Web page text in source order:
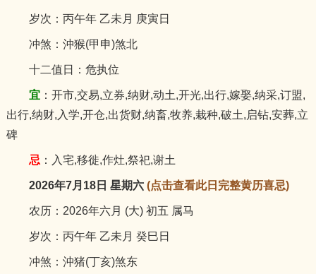
岁次：丙午年 乙未月 庚寅日
冲煞：沖猴(甲申)煞北
十二值日：危执位
宜：开市,交易,立券,纳财,动土,开光,出行,嫁娶,纳采,订盟,
出行,纳财,入学,开仓,出货财,纳畜,牧养,栽种,破土,启钻,安葬,立
碑
忌 ：入宅,移徙,作灶,祭祀,谢土
2026年7月18日 星期六 (点击查看此日完整黄历喜忌)
农历：2026年六月 (大) 初五 属马
岁次：丙午年 乙未月 癸巳日
冲煞：沖猪(丁亥)煞东